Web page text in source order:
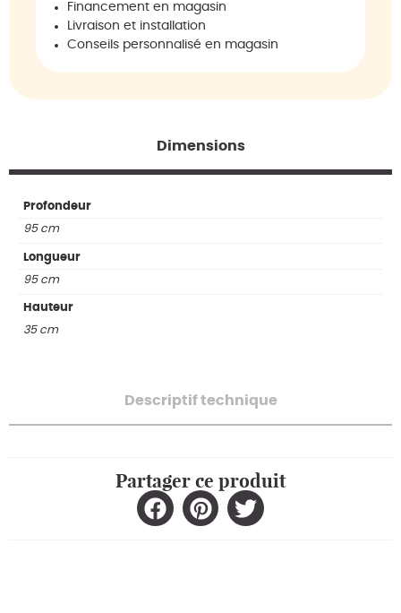
Financement en magasin
Livraison et installation
Conseils personnalisé en magasin
Dimensions
Descriptif technique
Profondeur
95 cm
Longueur
95 cm
Hauteur
35 cm
Partager ce produit